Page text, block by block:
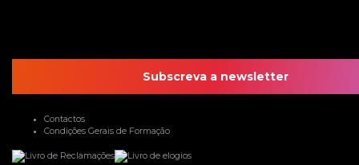
Subscreva a newsletter
Contactos
Condições Gerais de Formação